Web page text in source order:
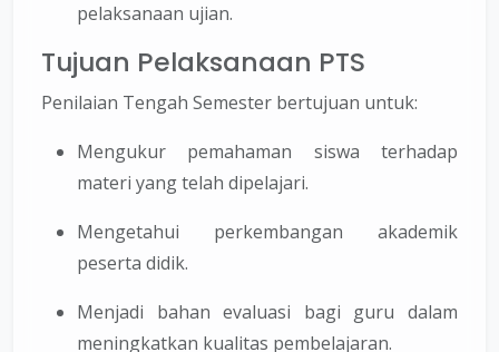
pelaksanaan ujian.
Tujuan Pelaksanaan PTS
Penilaian Tengah Semester bertujuan untuk:
Mengukur pemahaman siswa terhadap
materi yang telah dipelajari.
Mengetahui perkembangan akademik
peserta didik.
Menjadi bahan evaluasi bagi guru dalam
meningkatkan kualitas pembelajaran.